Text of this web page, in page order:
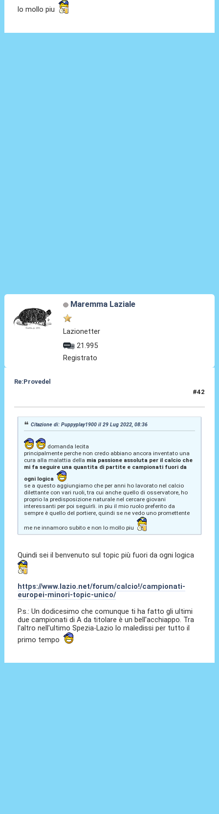
lo mollo piu
Maremma Laziale
Lazionetter
21.995
Registrato
Re:Provedel
#42
Citazione di: Puppyplay1900 il 29 Lug 2022, 08:36
domanda lecita
principalmente perche non credo abbiano ancora inventato una
cura alla malattia della mia passione assoluta per il calcio che
mi fa seguire una quantita di partite e campionati fuori da
ogni logica
se a questo aggiungiamo che per anni ho lavorato nel calcio
dilettante con vari ruoli, tra cui anche quello di osservatore, ho
proprio la predisposizione naturale nel cercare giovani
interessanti per poi seguirli. in piu il mio ruolo preferito da
sempre è quello del portiere, quindi se ne vedo uno promettente
me ne innamoro subito e non lo mollo piu
Quindi sei il benvenuto sul topic più fuori da ogni logica
https://www.lazio.net/forum/calcio!/campionati-
europei-minori-topic-unico/
P.s.: Un dodicesimo che comunque ti ha fatto gli ultimi
due campionati di A da titolare è un bell'acchiappo. Tra
l'altro nell'ultimo Spezia-Lazio lo maledissi per tutto il
primo tempo